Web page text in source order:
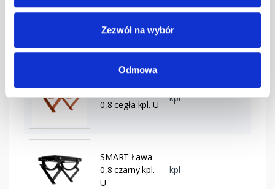
Zezwól na wybór
Odmowa
SMART Ława
0,8 c.brąz kpl.
kpl
SMART Ława
0,8 cegła kpl. U
kpl –
SMART Ława
0,8 czarny kpl.
U
kpl –